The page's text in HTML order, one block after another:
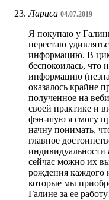
Лариса 04.07.2019
Я покупаю у
перестаю
информацию. В
беспокоилась, что
информацию
оказалось крайне
полученное на
своей практике и
фэн-шую я смогу
начну понимать,
главное
индивидуальности
сейчас можно их
рождения каждого
которые мы
Галине за ее